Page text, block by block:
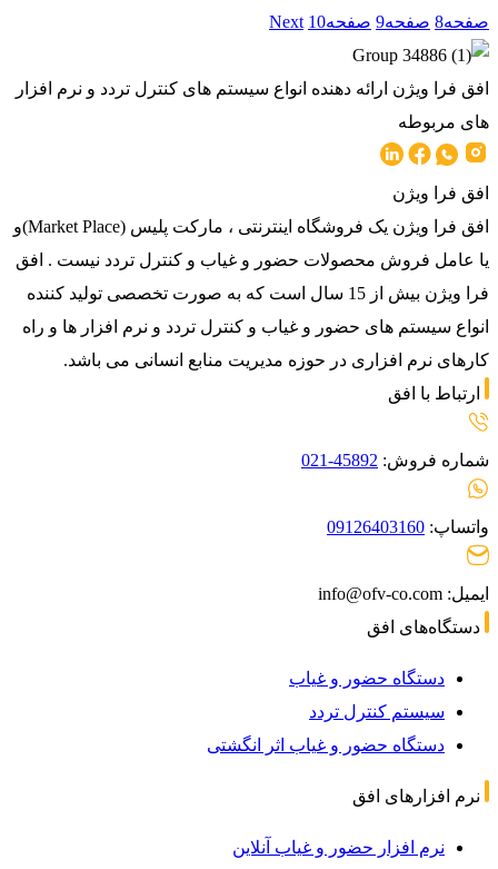
صفحه8 صفحه9 صفحه10
Next
افق فرا ویژن ارائه دهنده انواع سیستم های کنترل تردد و نرم افزار
های مربوطه
افق فرا ویژن
افق فرا ویژن یک فروشگاه اینترنتی ، مارکت پلیس (Market Place)و
یا عامل فروش محصولات حضور و غیاب و کنترل تردد نیست . افق
فرا ویژن بیش از 15 سال است که به صورت تخصصی تولید کننده
انواع سیستم های حضور و غیاب و کنترل تردد و نرم افزار ها و راه
کارهای نرم افزاری در حوزه مدیریت منابع انسانی می باشد.
ارتباط با افق
شماره فروش: 45892-021
واتساپ: 09126403160
ایمیل: info@ofv-co.com
دستگاه‌های افق
دستگاه حضور و غیاب
سیستم کنترل تردد
دستگاه حضور و غیاب اثر انگشتی
نرم افزارهای افق
نرم افزار حضور و غیاب آنلاین